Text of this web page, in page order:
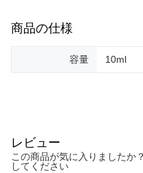
商品の仕様
容量 10ml
レビュー
この商品が気に入りましたか
してください